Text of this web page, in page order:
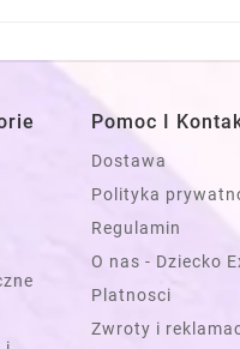
Pomoc I
Dostawa
Polityka
Regulamin
O nas - Dziecko
Platnosci
Zwroty i